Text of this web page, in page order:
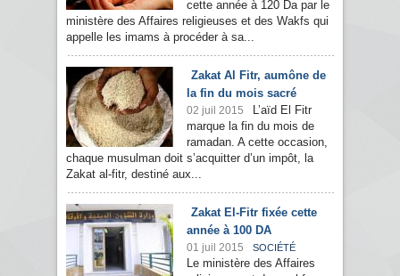
cette année à 120 Da par le
ministère des Affaires religieuses et des Wakfs qui
appelle les imams à procéder à sa...
Zakat Al Fitr, aumône de
la fin du mois sacré
02 juil 2015
L’aïd El Fitr
marque la fin du mois de
ramadan. A cette occasion,
chaque musulman doit s’acquitter d’un impôt, la
Zakat al-fitr, destiné aux...
Zakat El-Fitr fixée cette
année à 100 DA
01 juil 2015 SOCIÉTÉ
Le ministère des Affaires